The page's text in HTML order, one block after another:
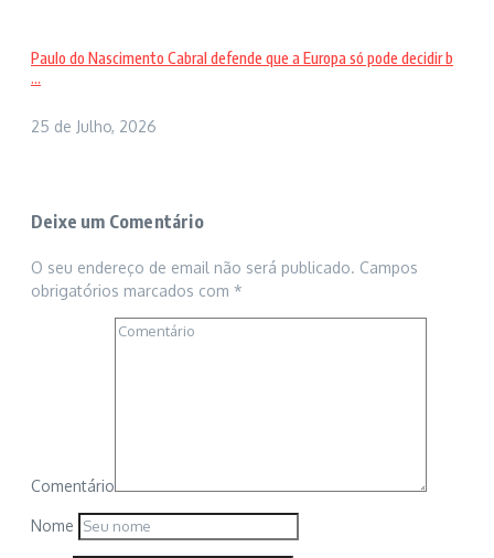
Paulo do Nascimento Cabral defende que a Europa só pode decidir b
...
25 de Julho, 2026
Deixe um Comentário
O seu endereço de email não será publicado. Campos
obrigatórios marcados com *
Comentário
Nome